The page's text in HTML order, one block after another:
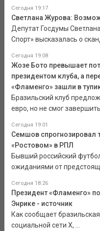
Сегодня 19:17
Светлана Журова:
Депутат Госдумы
Спорт» высказалась о
Сегодня 19:08
Жозе Бото превышает
президентом клуба, а
«Фламенго» зашли в
Бразильский клуб
евро, но не смог
Сегодня 19:01
Семшов спрогнозировал
«Ростовом» в РПЛ
Бывший российский
ожиданиями от
Сегодня 18:26
Президент «Фламенго»
Энрике - источник
Как сообщает
социальной сети Х, ...